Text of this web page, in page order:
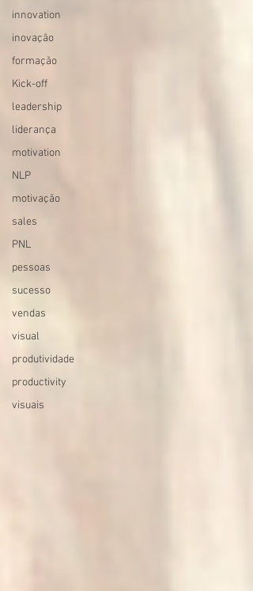
innovation
inovação
formação
Kick-off
leadership
liderança
motivation
NLP
motivação
sales
PNL
pessoas
sucesso
vendas
visual
produtividade
productivity
visuais